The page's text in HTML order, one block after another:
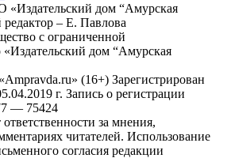
дом “Амурская
– Е. Павлова
с ограниченной
«Издательский дом “Амурская
(16+) Зарегистрирован
г. Запись о регистрации
— 75424
за мнения,
читателей. Использование
согласия редакции